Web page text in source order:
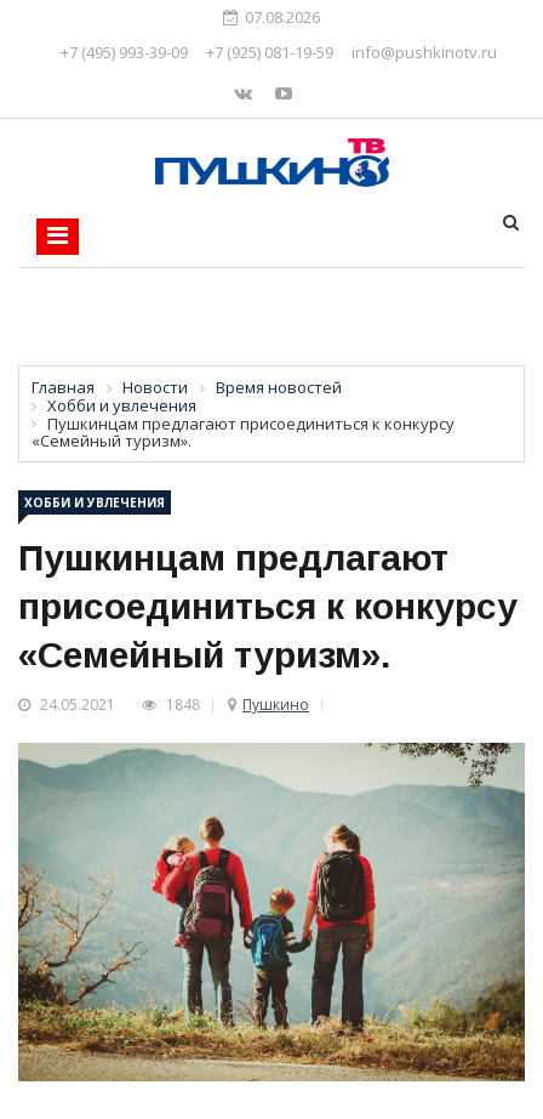
07.08.2026
+7 (495) 993-39-09
+7 (925) 081-19-59 info@pushkinotv.ru
Главная Новости
Время новостей
Хобби и увлечения
Пушкинцам предлагают присоединиться к конкурсу
«Семейный туризм».
ХОББИ И УВЛЕЧЕНИЯ
Пушкинцам предлагают
присоединиться к конкурсу
«Семейный туризм».
24.05.2021 1848 Пушкино